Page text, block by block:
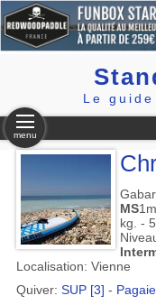
Le
menu
MS
kg. -
Localisation: Vienne
Quiver: SUP [3] -